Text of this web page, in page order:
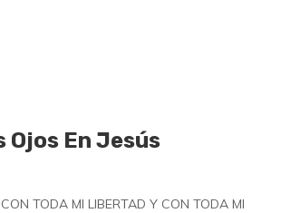
Ojos En Jesús
TODA MI LIBERTAD Y CON TODA MI